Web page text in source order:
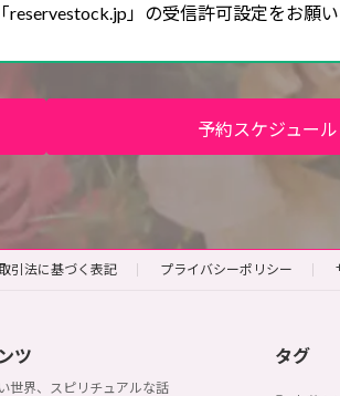
」の受信許可設定をお願い
予約スケジュール
引法に基づく表記 プライバシーポリシー
ツ
世界、スピリチュアルな話
タグ